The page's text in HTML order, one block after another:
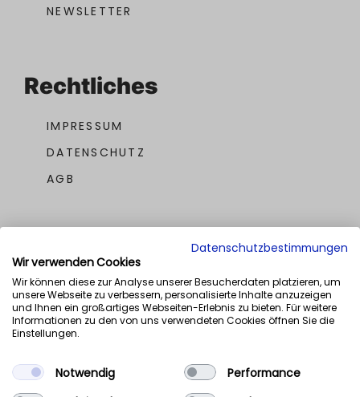
NEWSLETTER
Rechtliches
IMPRESSUM
DATENSCHUTZ
AGB
UNSERE AWARDS
Datenschutzbestimmungen
Wir verwenden Cookies
Wir können diese zur Analyse unserer Besucherdaten platzieren, um
unsere Webseite zu verbessern, personalisierte Inhalte anzuzeigen
und Ihnen ein großartiges Webseiten-Erlebnis zu bieten. Für weitere
Informationen zu den von uns verwendeten Cookies öffnen Sie die
Einstellungen.
Notwendig Performance